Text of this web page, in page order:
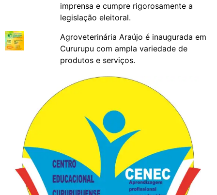
imprensa e cumpre rigorosamente a
legislação eleitoral.
Agroveterinária Araújo é inaugurada em
Cururupu com ampla variedade de
produtos e serviços.